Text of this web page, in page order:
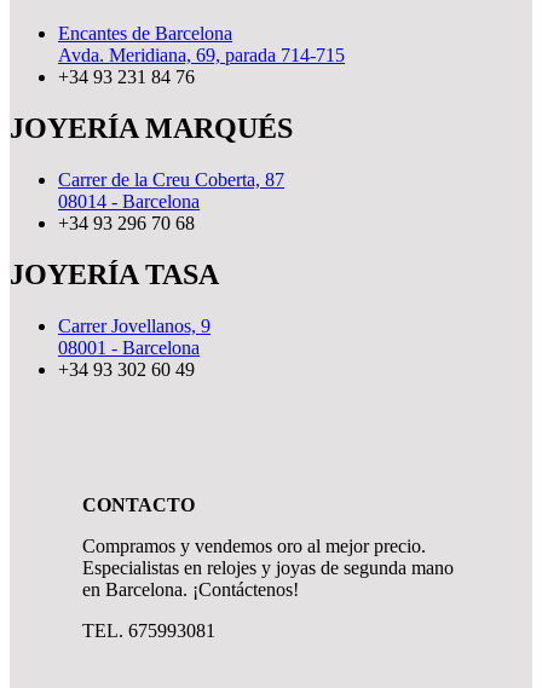
Encantes de Barcelona
Avda. Meridiana, 69, parada 714-715
+34 93 231 84 76
JOYERÍA MARQUÉS
Carrer de la Creu Coberta, 87
08014 - Barcelona
+34 93 296 70 68
JOYERÍA TASA
Carrer Jovellanos, 9
08001 - Barcelona
+34 93 302 60 49
CONTACTO
Compramos y vendemos oro al mejor precio.
Especialistas en relojes y joyas de segunda mano
en Barcelona. ¡Contáctenos!
TEL. 675993081